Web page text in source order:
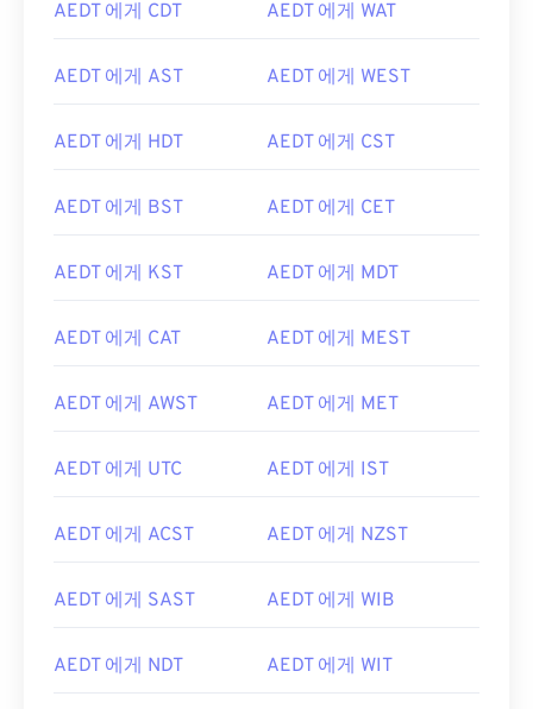
AEDT 에게 CDT AEDT 에게 WAT
AEDT 에게 AST AEDT 에게 WEST
AEDT 에게 HDT AEDT 에게 CST
AEDT 에게 BST AEDT 에게 CET
AEDT 에게 KST AEDT 에게 MDT
AEDT 에게 CAT AEDT 에게 MEST
AEDT 에게 AWST AEDT 에게 MET
AEDT 에게 UTC AEDT 에게 IST
AEDT 에게 ACST AEDT 에게 NZST
AEDT 에게 SAST AEDT 에게 WIB
AEDT 에게 NDT AEDT 에게 WIT